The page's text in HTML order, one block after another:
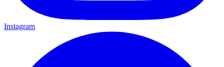
Instagram